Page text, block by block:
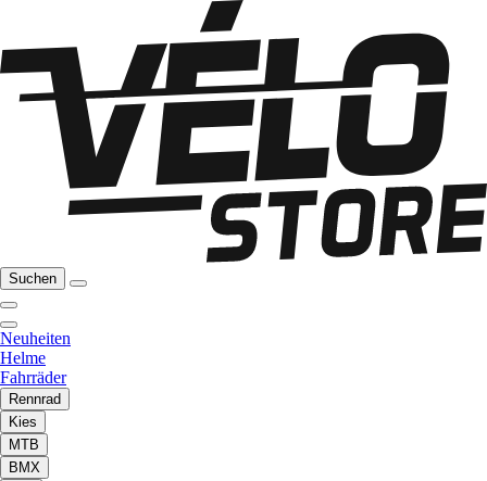
Suchen
Neuheiten
Helme
Fahrräder
Rennrad
Kies
MTB
BMX